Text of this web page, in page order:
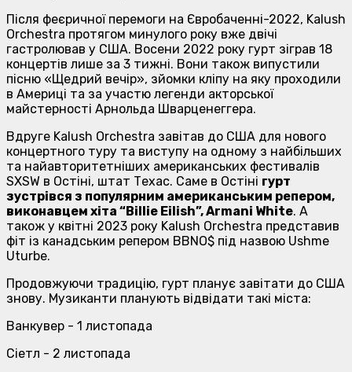
Після феєричної перемоги на Євробаченні-2022, Kalush
Orchestra протягом минулого року вже двічі
гастролював у США. Восени 2022 року гурт зіграв 18
концертів лише за 3 тижні. Вони також випустили
пісню «Щедрий вечір», зйомки кліпу на яку проходили
в Америці та за участю легенди акторської
майстерності Арнольда Шварценеггера.
Вдруге Kalush Orchestra завітав до США для нового
концертного туру та виступу на одному з найбільших
та найавторитетніших американських фестивалів
SXSW в Остіні, штат Техас. Саме в Остіні гурт
зустрівся з популярним американським репером,
виконавцем хіта “Billie Eilish”, Armani White. А
також у квітні 2023 року Kalush Orchestra представив
фіт із канадським репером BBNO$ під назвою Ushme
Uturbe.
Продовжуючи традицію, гурт планує завітати до США
знову. Музиканти планують відвідати такі міста:
Ванкувер - 1 листопада
Сіетл - 2 листопада